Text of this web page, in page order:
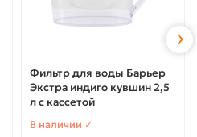
Фильтр для воды Барьер
Экстра индиго кувшин 2,5
л с кассетой
В наличии ✓